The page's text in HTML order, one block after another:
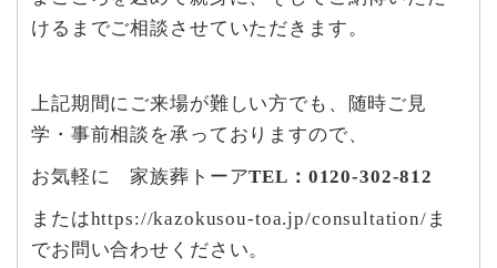
けるまでご相談させていただきます。
上記期間にご来場が難しい方でも、随時ご見
学・事前相談を承っておりますので、
お気軽に 家族葬トーアTEL：0120-302-812
またはhttps://kazokusou-toa.jp/consultation/ ま
でお問い合わせください。